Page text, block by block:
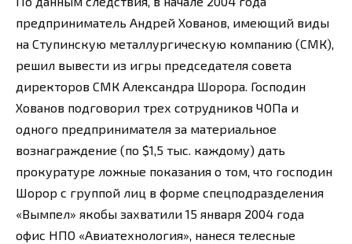
предприниматель Андрей Хованов, имеющий виды
на Ступинскую металлургическую компанию (СМК),
решил вывести из игры председателя совета
директоров СМК Александра Шорора. Господин
Хованов подговорил трех сотрудников ЧОПа и
одного предпринимателя за материальное
вознаграждение (по $1,5 тыс. каждому) дать
прокуратуре ложные показания о том, что господин
Шорор с группой лиц в форме спецподразделения
«Вымпел» якобы захватили 15 января 2004 года
офис НПО «Авиатехнология», нанеся телесные